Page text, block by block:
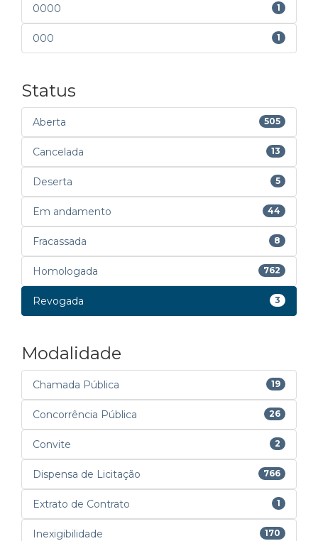
0000 1
000 1
Status
Aberta 505
Cancelada 13
Deserta 5
Em andamento 44
Fracassada 8
Homologada 762
Revogada 3
Modalidade
Chamada Pública 19
Concorrência Pública 26
Convite 2
Dispensa de Licitação 766
Extrato de Contrato 1
Inexigibilidade 170